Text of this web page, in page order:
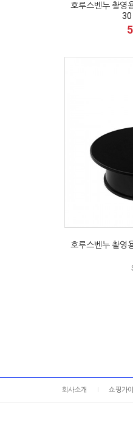
호루스벤누 촬영
30
호루스벤누 촬영
회사소개 쇼핑가